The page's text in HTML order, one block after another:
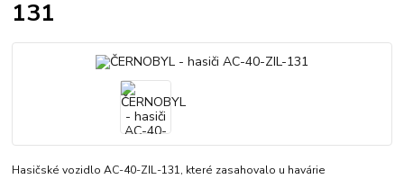
131
Hasičské vozidlo AC-40-ZIL-131, které zasahovalo u havárie